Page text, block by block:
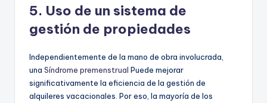
5. Uso de un sistema de
gestión de propiedades
Independientemente de la mano de obra involucrada,
una Síndrome premenstrual Puede mejorar
significativamente la eficiencia de la gestión de
alquileres vacacionales. Por eso, la mayoría de los